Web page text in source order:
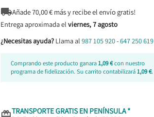
Añade70,00€ más y recibe el envío gratis!
Entrega aproximada el viernes, 7 agosto
¿Necesitas ayuda? Llama al 987 105 920-647 250 619
Comprando este producto ganara1,09 €con nuestro
programa de fidelización. Su carrito contabilizará1,09 €.
TRANSPORTE GRATIS EN PENÍNSULA *